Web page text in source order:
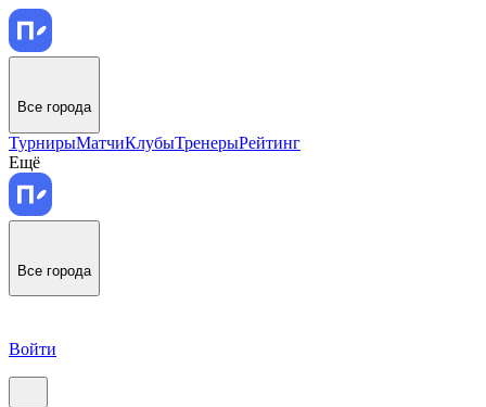
Все города
ТурнирыМатчиКлубыТренерыРейтинг
Ещё
Все города
Войти